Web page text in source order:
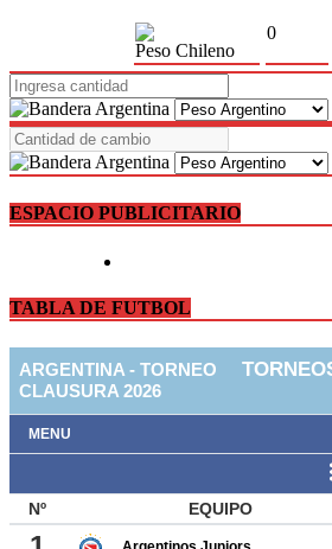
Peso Chileno
0
ESPACIO PUBLICITARIO
TABLA DE FUTBOL